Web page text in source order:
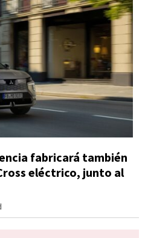
fabricará también
eléctrico, junto al